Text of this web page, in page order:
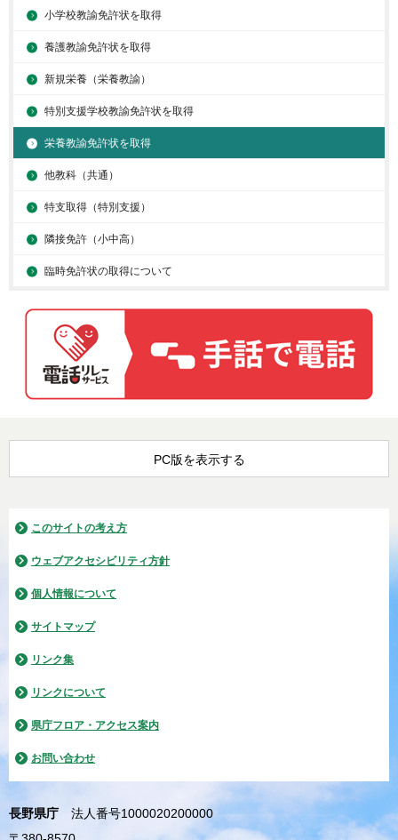
小学校教諭免許状を取得
養護教諭免許状を取得
新規栄養（栄養教諭）
特別支援学校教諭免許状を取得
栄養教諭免許状を取得
他教科（共通）
特支取得（特別支援）
隣接免許（小中高）
臨時免許状の取得について
PC版を表示する
このサイトの考え方
ウェブアクセシビリティ方針
個人情報について
サイトマップ
リンク集
リンクについて
県庁フロア・アクセス案内
お問い合わせ
長野県庁
法人番号1000020200000